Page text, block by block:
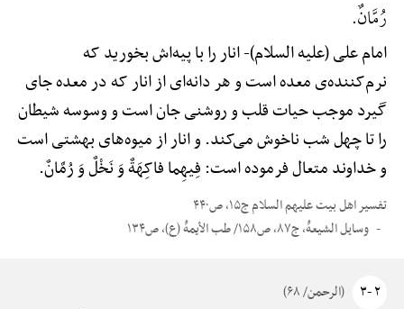
رُمَّانٌ.
امام علی (علیه السلام)-انار را با پیه‌اش بخورید که
نرم‌کننده‌ی معده است و هر دانه‌ای از انار که در معده جای
گیرد موجب حیات قلب و روشنی جان است و وسوسه شیطان
را تا چهل شب ناخوش می‌کند. و انار از میوه‌های بهشتی است
و خداوند متعال فرموده است: فِیهِما فاکِهَةٌ وَ نَخْلٌ وَ رُمَّانٌ.
تفسیر اهل بیت علیهم السلام ج۱۵، ص۴۴۰
وسایل الشیعهًْ، ج۸۷، ص۱۵۸/ طب الأیمهًْ (ع)، ص۱۳۴
۲ -۳ (الرحمن/ ۶۸)